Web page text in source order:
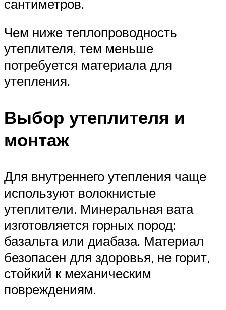
сантиметров.
Чем ниже теплопроводность
утеплителя, тем меньше
потребуется материала для
утепления.
Выбор утеплителя и
монтаж
Для внутреннего утепления чаще
используют волокнистые
утеплители. Минеральная вата
изготовляется горных пород:
базальта или диабаза. Материал
безопасен для здоровья, не горит,
стойкий к механическим
повреждениям.